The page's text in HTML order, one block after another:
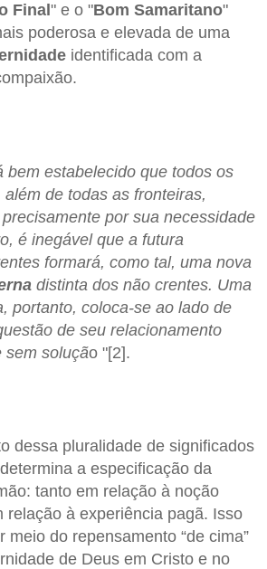
Final " e o "Bom Samaritano"
poderosa e elevada de uma
identificada com a
bem estabelecido que todos os
de todas as fronteiras,
precisamente por sua necessidade
é inegável que a futura
formará, como tal, uma nova
distinta dos não crentes. Uma
portanto, coloca-se ao lado de
de seu relacionamento
sem solução "[2].
dessa pluralidade de significados
determina a especificação da
tanto em relação à noção
relação à experiência pagã. Isso
meio do repensamento “de cima”
de Deus em Cristo e no